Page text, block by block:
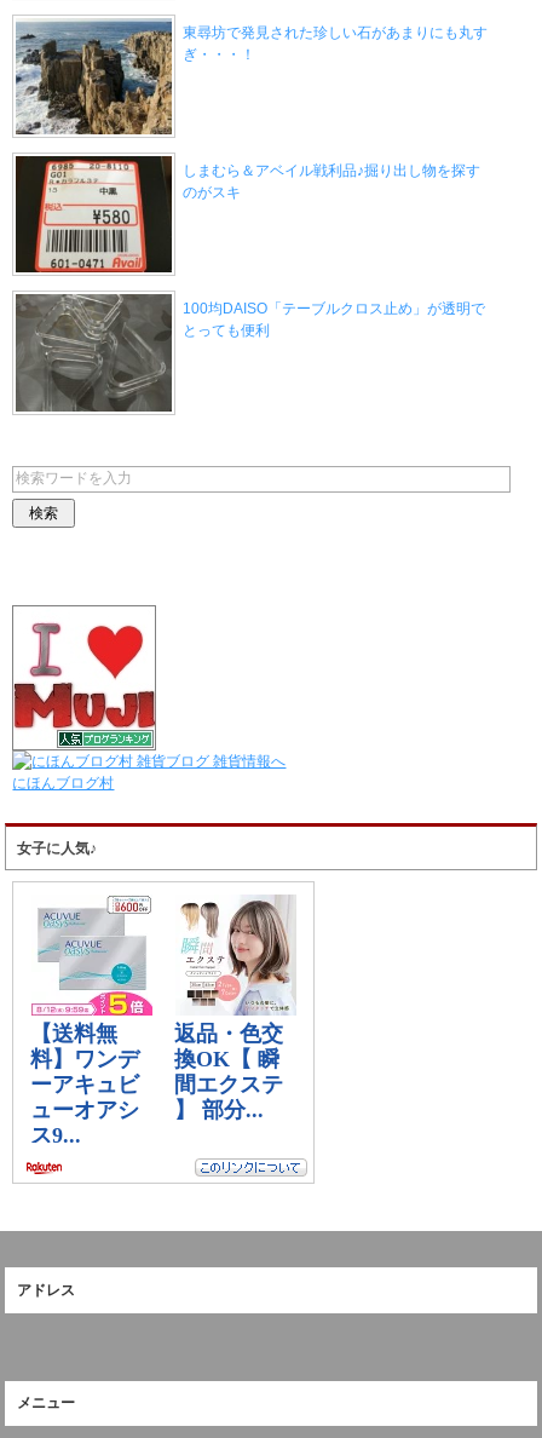
東尋坊で発見された珍しい石があまりにも丸す
ぎ・・・！
しまむら＆アベイル戦利品♪掘り出し物を探す
のがスキ
100均DAISO「テーブルクロス止め」が透明で
とっても便利
にほんブログ村
女子に人気♪
アドレス
メニュー